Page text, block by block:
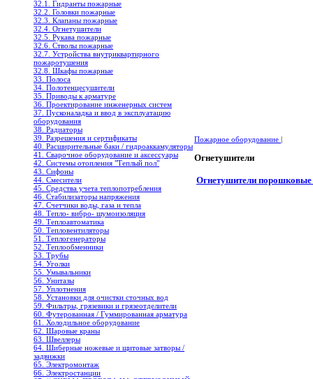
32.1. Гидранты пожарные
32.2. Головки пожарные
32.3. Клапаны пожарные
32.4. Огнетушители
32.5. Рукава пожарные
32.6. Стволы пожарные
32.7. Устройства внутриквартирного
пожаротушения
32.8. Шкафы пожарные
33. Полоса
34. Полотенцесушители
35. Приводы к арматуре
36. Проектирование инженерных систем
37. Пусконаладка и ввод в эксплуатацию
оборудования
38. Радиаторы
39. Разрешения и сертификаты
40. Расширительные баки / гидроаккамуляторы
41. Сварочное оборудование и аксессуары
42. Системы отопления "Теплый пол"
43. Сифоны
44. Смесители
45. Средства учета теплопотребления
46. Стабилизаторы напряжения
47. Счетчики воды, газа и тепла
48. Тепло- вибро- шумоизоляция
49. Теплоавтоматика
50. Тепловентиляторы
51. Теплогенераторы
52. Теплообменники
53. Трубы
54. Уголки
55. Умывальники
56. Унитазы
57. Уплотнения
58. Установки для очистки сточных вод
59. Фильтры, грязевики и грязеотделители
60. Футерованная / Гуммированная арматура
61. Холодильное oборудование
62. Шаровые краны
63. Швеллеры
64. Шиберные ножевые и щитовые затворы /
задвижки
65. Электромонтаж
66. Электростанции
Пожарное оборудование |
Огнетушители
Огнетушители